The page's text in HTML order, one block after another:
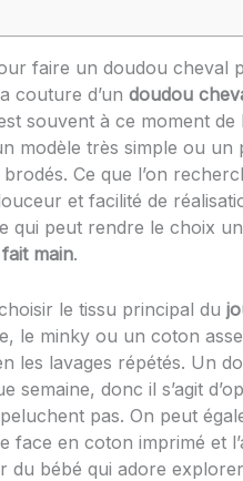
faire un doudou cheval
couture d’un doudou
souvent à ce moment de
modèle très simple ou
Ce que l’on
et facilité de
qui peut rendre le choix
main.
le tissu principal du
le minky ou un coton
les lavages répétés. Un
semaine, donc il s’agit
pas. On peut
face en coton imprimé et
du bébé qui adore